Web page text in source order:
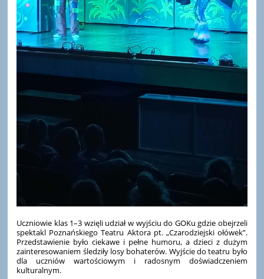
Uczniowie klas 1–3 wzięli udział w wyjściu do GOKu gdzie obejrzeli
spektakl Poznańskiego Teatru Aktora pt. „Czarodziejski ołówek”.
Przedstawienie było ciekawe i pełne humoru, a dzieci z dużym
zainteresowaniem śledziły losy bohaterów. Wyjście do teatru było
dla uczniów wartościowym i radosnym doświadczeniem
kulturalnym.